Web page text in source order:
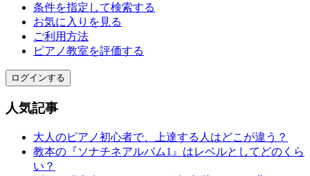
条件を指定して検索する
お気に入りを見る
ご利用方法
ピアノ教室を評価する
ログインする
人気記事
大人のピアノ初心者で、上達する人はどこが違う？
教本の『ソナチネアルバム1』はレベルとしてどのくら
い？